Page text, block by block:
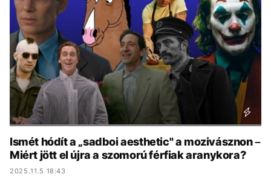
KÖZÉLET UTAZÁS
ÉLETMÓD DESIGN
BESZÉLGETÉSEK ARCOK
VIDEÓ TÖRTÉNETEK
GASZTRO
Ismét hódít a „sadboi aesthetic" a mozivásznon –
Miért jött el újra a szomorú férfiak aranykora?
2025.11.5 18:43